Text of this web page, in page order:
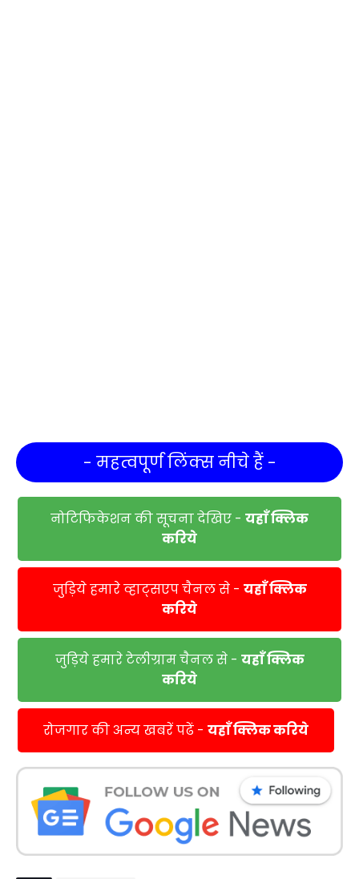
- महत्वपूर्ण लिंक्स नीचे हैं -
नोटिफिकेशन की सूचना देखिए - यहाँ क्लिक
करिये
जुड़िये हमारे व्हाट्सएप चैनल से - यहाँ क्लिक
करिये
जुड़िये हमारे टेलीग्राम चैनल से - यहाँ क्लिक
करिये
रोजगार की अन्य खबरें पढें - यहाँ क्लिक करिये